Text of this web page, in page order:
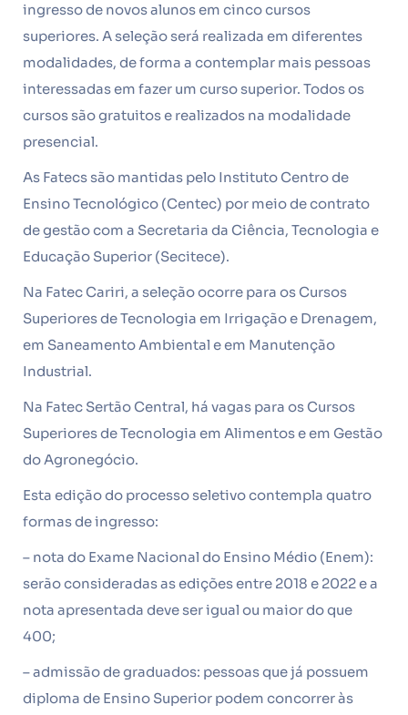
ingresso de novos alunos em cinco cursos
superiores. A seleção será realizada em diferentes
modalidades, de forma a contemplar mais pessoas
interessadas em fazer um curso superior. Todos os
cursos são gratuitos e realizados na modalidade
presencial.
As Fatecs são mantidas pelo Instituto Centro de
Ensino Tecnológico (Centec) por meio de contrato
de gestão com a Secretaria da Ciência, Tecnologia e
Educação Superior (Secitece).
Na Fatec Cariri, a seleção ocorre para os Cursos
Superiores de Tecnologia em Irrigação e Drenagem,
em Saneamento Ambiental e em Manutenção
Industrial.
Na Fatec Sertão Central, há vagas para os Cursos
Superiores de Tecnologia em Alimentos e em Gestão
do Agronegócio.
Esta edição do processo seletivo contempla quatro
formas de ingresso:
– nota do Exame Nacional do Ensino Médio (Enem):
serão consideradas as edições entre 2018 e 2022 e a
nota apresentada deve ser igual ou maior do que
400;
– admissão de graduados: pessoas que já possuem
diploma de Ensino Superior podem concorrer às